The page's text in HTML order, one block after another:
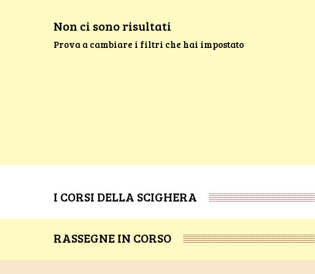
Non ci sono risultati
Prova a cambiare i filtri che hai impostato
I CORSI DELLA SCIGHERA
RASSEGNE IN CORSO